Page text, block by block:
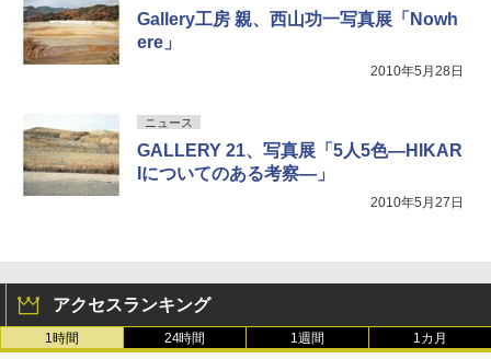
Gallery工房 親、西山功一写真展「Nowh
ere」
2010年5月28日
ニュース
GALLERY 21、写真展「5人5色―HIKAR
Iについてのある考察―」
2010年5月27日
アクセスランキング
1時間 24時間 1週間 1カ月